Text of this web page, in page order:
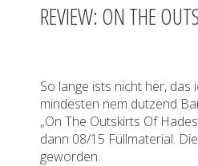
REVIEW: ON THE
So lange ists nicht her,
mindesten nem dutzend
„On The Outskirts Of
dann 08/15 Füllmaterial.
geworden.